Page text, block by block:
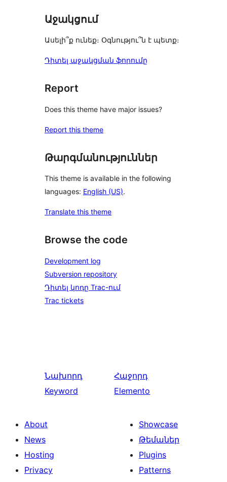
Աջակցում
Ասելի՞ք ունեք։ Օգնությու՞ն է պետք։
Դիտել աջակցման ֆորումը
Report
Does this theme have major issues?
Report this theme
Թարգմանություններ
This theme is available in the following
languages: English (US).
Translate this theme
Browse the code
Development log
Subversion repository
Դիտել կոդը Trac-ում
Trac tickets
Նախորդ
Keyword
Հաջորդ
Elemento
About
News
Hosting
Privacy
Showcase
Թեմաներ
Plugins
Patterns